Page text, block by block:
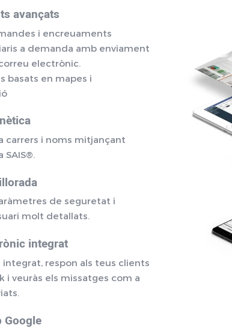
avançats
i encreuaments
a demanda amb enviament
electrònic.
basats en mapes i
carrers i noms mitjançant
SAIS®.
de seguretat i
molt detallats.
integrat
integrat, respon als teus clients
i veuràs els missatges com a
Google